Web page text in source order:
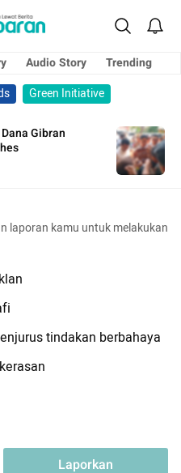
Audio Story
Trending
Green Initiative
Gibran
laporan kamu untuk melakukan
tindakan berbahaya
Laporkan